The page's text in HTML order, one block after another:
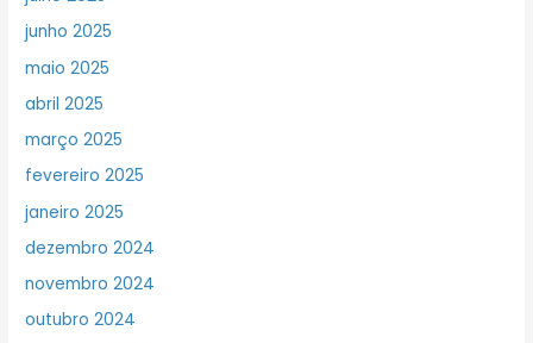
junho 2025
maio 2025
abril 2025
março 2025
fevereiro 2025
janeiro 2025
dezembro 2024
novembro 2024
outubro 2024